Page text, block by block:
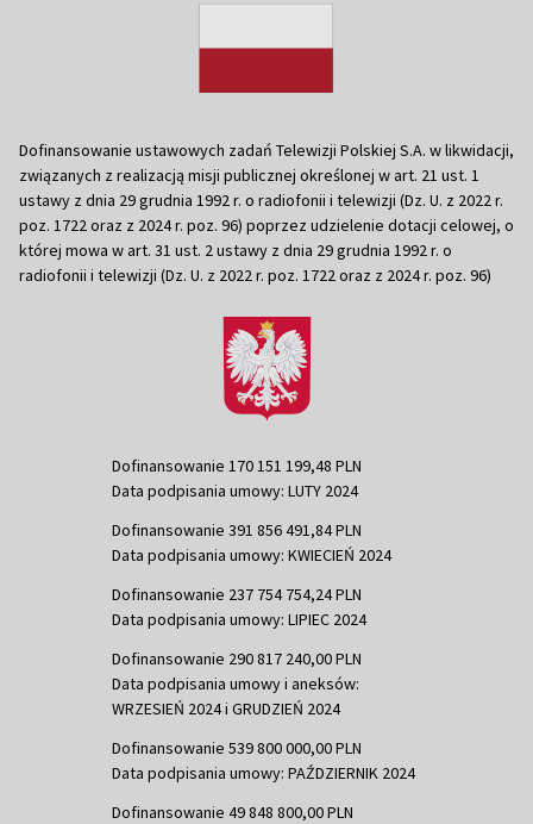
Dofinansowanie ustawowych zadań Telewizji Polskiej S.A. w likwidacji,
związanych z realizacją misji publicznej określonej w art. 21 ust. 1
ustawy z dnia 29 grudnia 1992 r. o radiofonii i telewizji (Dz. U. z 2022 r.
poz. 1722 oraz z 2024 r. poz. 96) poprzez udzielenie dotacji celowej, o
której mowa w art. 31 ust. 2 ustawy z dnia 29 grudnia 1992 r. o
radiofonii i telewizji (Dz. U. z 2022 r. poz. 1722 oraz z 2024 r. poz. 96)
Dofinansowanie 170 151 199,48 PLN
Data podpisania umowy: LUTY 2024
Dofinansowanie 391 856 491,84 PLN
Data podpisania umowy: KWIECIEŃ 2024
Dofinansowanie 237 754 754,24 PLN
Data podpisania umowy: LIPIEC 2024
Dofinansowanie 290 817 240,00 PLN
Data podpisania umowy i aneksów:
WRZESIEŃ 2024 i GRUDZIEŃ 2024
Dofinansowanie 539 800 000,00 PLN
Data podpisania umowy: PAŹDZIERNIK 2024
Dofinansowanie 49 848 800,00 PLN